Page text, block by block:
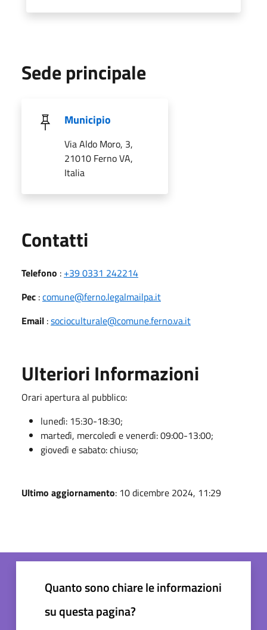
Sede principale
Municipio
Via Aldo Moro, 3,
21010 Ferno VA,
Italia
Contatti
Telefono : +39 0331 242214
Pec :comune@ferno.legalmailpa.it
Email :socioculturale@comune.ferno.va.it
Ulteriori Informazioni
Orari apertura al pubblico:
lunedì: 15:30-18:30;
martedì, mercoledì e venerdì: 09:00-13:00;
giovedì e sabato: chiuso;
Ultimo aggiornamento: 10 dicembre 2024, 11:29
Quanto sono chiare le informazioni
su questa pagina?